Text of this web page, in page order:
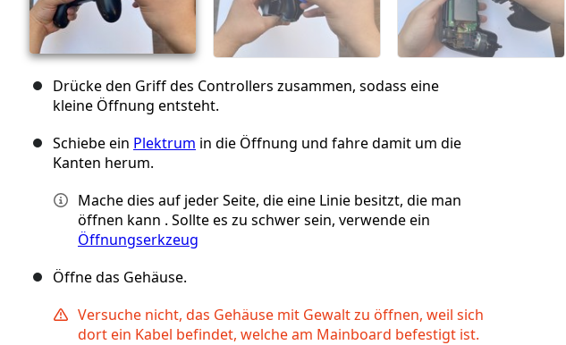
Abbrechen Kommentieren
Drücke den Griff des Controllers zusammen, sodass eine
kleine Öffnung entsteht.
Schiebe ein Plektrum in die Öffnung und fahre damit um die
Kanten herum.
Mache dies auf jeder Seite, die eine Linie besitzt, die man
öffnen kann . Sollte es zu schwer sein, verwende ein
Öffnungserkzeug
Öffne das Gehäuse.
Versuche nicht, das Gehäuse mit Gewalt zu öffnen, weil sich
dort ein Kabel befindet, welche am Mainboard befestigt ist.